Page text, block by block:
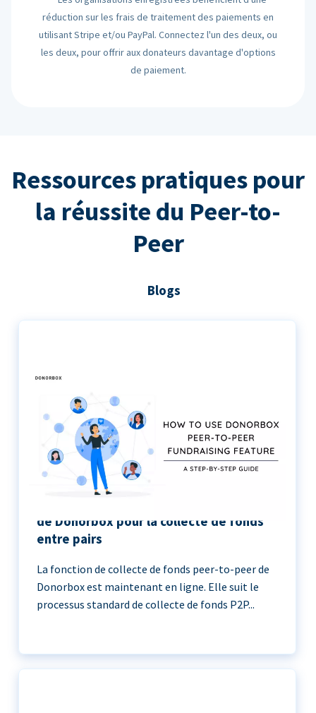
réduction sur les frais de traitement des paiements en
utilisant Stripe et/ou PayPal. Connectez l'un des deux, ou
les deux, pour offrir aux donateurs davantage d'options
de paiement.
Ressources pratiques pour
la réussite du Peer-to-
Peer
Blogs
de Donorbox pour la collecte de fonds
entre pairs
La fonction de collecte de fonds peer-to-peer de
Donorbox est maintenant en ligne. Elle suit le
processus standard de collecte de fonds P2P...